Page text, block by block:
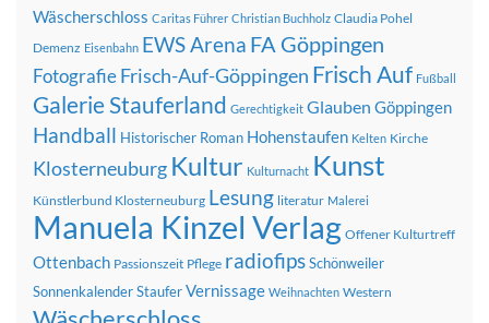
Wäscherschloss Caritas Führer Christian Buchholz Claudia Pohel
Demenz Eisenbahn EWS Arena FA Göppingen
FotografieFrisch-Auf-Göppingen Frisch Auf Fußball
Galerie Stauferland Gerechtigkeit Glauben Göppingen
Handball Historischer Roman Hohenstaufen Kelten Kirche
Klosterneuburg Kultur Kulturnacht Kunst
Künstlerbund Klosterneuburg Lesung literatur Malerei
Manuela Kinzel Verlag Offener Kulturtreff
Ottenbach Passionszeit Pflege radiofipsSchönweiler
SonnenkalenderStauferVernissage Weihnachten Western